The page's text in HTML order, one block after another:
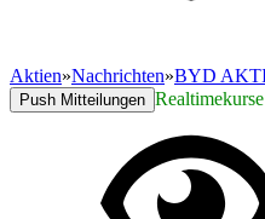
Aktien»Nachrichten»BYD
Push Mitteilungen